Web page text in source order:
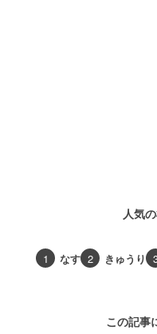
人気
1 なす 2 きゅうり
この記事